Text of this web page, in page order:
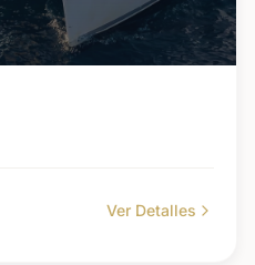
Ver Detalles